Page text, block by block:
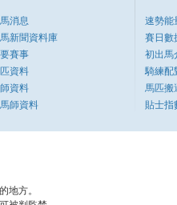
消息
新聞資料庫
賽事
資料
資料
師資料
速勢能
賽日數
初出馬
騎練配
馬匹搬
貼士指
地方。